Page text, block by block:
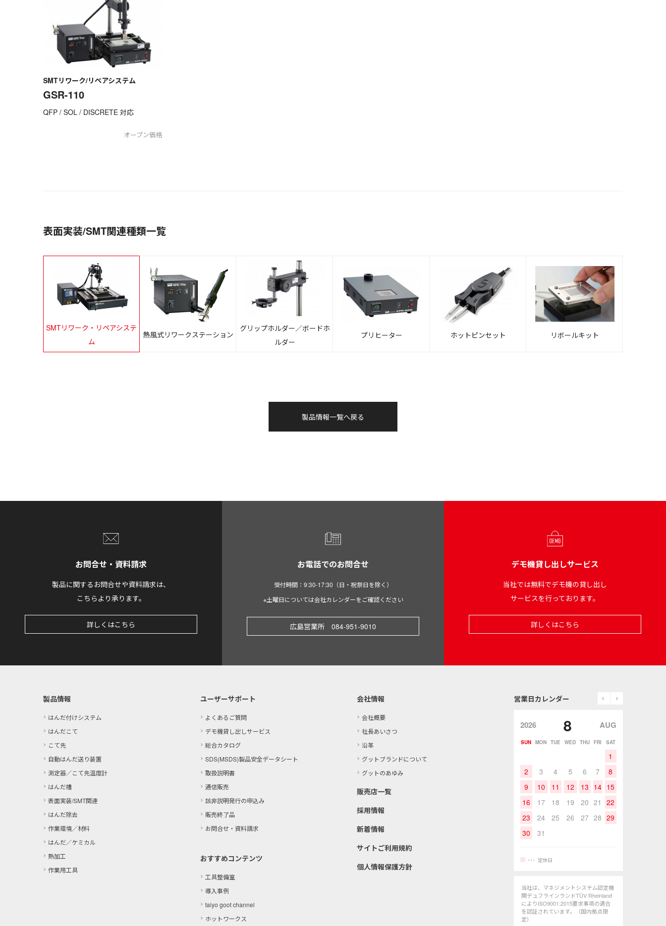
SMTリワーク/リペアシステム
GSR-110
QFP / SOL / DISCRETE 対応
オープン価格
表面実装/SMT関連種類一覧
SMTリワーク・リペアシステ
ム
熱風式リワークステーション
グリップホルダー／ボードホ
ルダー
プリヒーター ホットピンセット リボールキット
製品情報一覧へ戻る
お問合せ・資料請求
製品に関するお問合せや資料請求は、
こちらより承ります。
詳しくはこちら
お電話でのお問合せ
受付時間：9:30-17:30（日・祝祭日を除く）
※土曜日については会社カレンダーをご確認ください
広島営業所 084-951-9010
デモ機貸し出しサービス
当社では無料でデモ機の貸し出し
サービスを行っております。
詳しくはこちら
製品情報
はんだ付けシステム
はんだこて
こて先
自動はんだ送り装置
測定器／こて先温度計
はんだ槽
表面実装/SMT関連
はんだ除去
作業環境／材料
はんだ／ケミカル
熱加工
作業用工具
ユーザーサポート
よくあるご質問
デモ機貸し出しサービス
総合カタログ
SDS(MSDS)製品安全データシート
取扱説明書
通信販売
該非説明発行の申込み
販売終了品
お問合せ・資料請求
おすすめコンテンツ
工具整備室
導入事例
taiyo goot channel
ホットワークス
会社情報
会社概要
社長あいさつ
沿革
グットブランドについて
グットのあゆみ
販売店一覧
採用情報
新着情報
サイトご利用規約
個人情報保護方針
営業日カレンダー prev
2026 8 AUG
SUN MON TUE WED THU FRI SAT
1
2
3 4 5 6 7
8
9
10 11 12 13 14 15
16
17 18 19 20 21
22
23
24 25 26 27 28 29
30
31
定休日
当社は、マネジメントシステム認定機
関デュフラインランドTÜV Rheinland
によりISO9001:2015要求事項の適合
を認証されています。（国内拠点限
定）